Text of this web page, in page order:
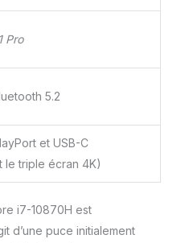
soit conçu : PS,
HYSTOU Mini
besoins, excellent
pour le travail
jeux. 【WiFi6/BT5.2
sont équipés la
version
Pro
5.2
et USB-C
le triple écran 4K)
i7-10870H est
d’une puce initialement